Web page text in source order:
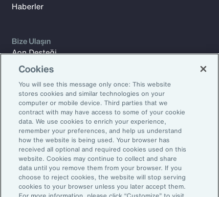
Düşünce liderliği ekiplerimizden haftalık makale, rapor ve
güncellemeler almak için Aon Araştırmalar'a kaydolun
İş E-posta Adresi
Abone olun
Haberler
Bize Ulaşın
Aon Desteği
Bize Ulaşın
2026 Aon plc. Tüm haklar saklıdır.
Gizlilik bildirimiYasal Uyarıe-posta seçenekleriLegal Notice
Cookies
You will see this message only once: This website
stores cookies and similar technologies on your
computer or mobile device. Third parties that we
contract with may have access to some of your cookie
data. We use cookies to enrich your experience,
remember your preferences, and help us understand
how the website is being used. Your browser has
received all optional and required cookies used on this
website. Cookies may continue to collect and share
data until you remove them from your browser. If you
choose to reject cookies, the website will stop serving
cookies to your browser unless you later accept them.